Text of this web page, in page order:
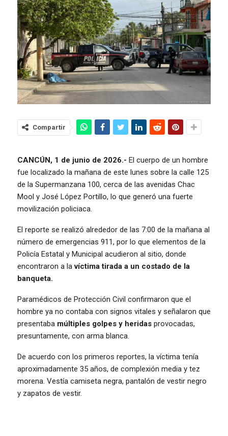
Compartir
CANCÚN, 1 de junio de 2026.- El cuerpo de un hombre
fue localizado la mañana de este lunes sobre la calle 125
de la Supermanzana 100, cerca de las avenidas Chac
Mool y José López Portillo, lo que generó una fuerte
movilización policiaca.
El reporte se realizó alrededor de las 7:00 de la mañana al
número de emergencias 911, por lo que elementos de la
Policía Estatal y Municipal acudieron al sitio, donde
encontraron a lavíctima tirada a un costado de la
banqueta.
Paramédicos de Protección Civil confirmaron que el
hombre ya no contaba con signos vitales y señalaron que
presentaba múltiples golpes y heridas provocadas,
presuntamente, con arma blanca.
De acuerdo con los primeros reportes, la víctima tenía
aproximadamente 35 años, de complexión media y tez
morena. Vestía camiseta negra, pantalón de vestir negro
y zapatos de vestir.